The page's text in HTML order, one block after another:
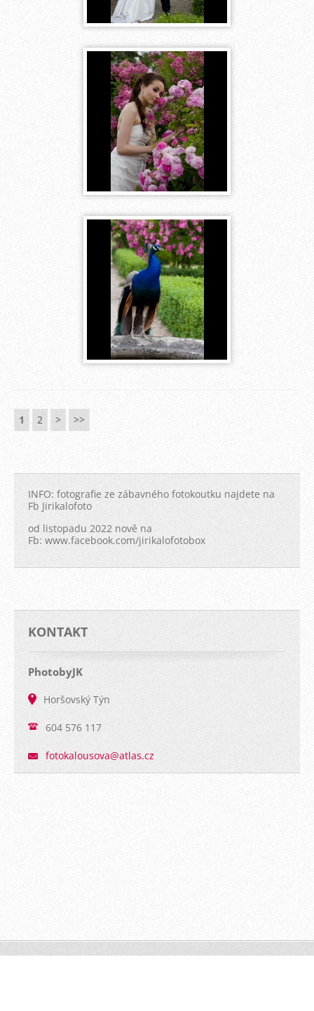
1 2 > >>
INFO: fotografie ze zábavného fotokoutku najdete na
Fb Jirikalofoto
od listopadu 2022 nově na
Fb: www.facebook.com/jirikalofotobox
KONTAKT
PhotobyJK
Horšovský Týn
604 576 117
fotokalousova@atlas.cz